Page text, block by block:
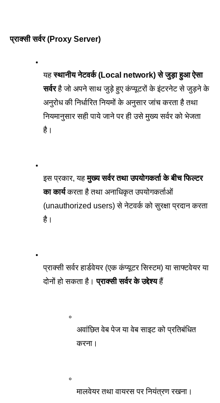
प्राक्सी सर्वर (Proxy Server)
यह स्थानीय नेटवर्क (Local network) से जुड़ा हुआ ऐसा
सर्वर है जो अपने साथ जुड़े हुए कंप्यूटरों के इंटरनेट से जुड़ने के
अनुरोध की निर्धारित नियमों के अनुसार जांच करता है तथा
नियमानुसार सही पाये जाने पर ही उसे मुख्य सर्वर को भेजता
है।
इस प्रकार, यह मुख्य सर्वर तथा उपयोगकर्ता के बीच फिल्टर
का कार्य करता है तथा अनाधिकृत उपयोगकर्ताओं
(unauthorized users) से नेटवर्क को सुरक्षा प्रदान करता
है।
प्राक्सी सर्वर हार्डवेयर (एक कंप्यूटर सिस्टम) या साफ्टवेयर या
दोनों हो सकता है। प्राक्सी सर्वर के उद्देश्य हैं
अवांछित वेब पेज या वेब साइट को प्रतिबंधित
करना।
मालवेयर तथा वायरस पर नियंत्रण रखना।